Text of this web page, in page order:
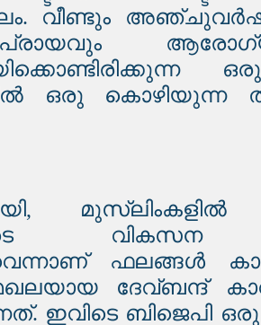
വീണ്ടും
ഒരു കൊഴിയുന്ന
മുസ്ലിംകളിൽ
വികസന
ഫലങ്ങൾ
ദേവ്ബന്ദ്
ഇവിടെ ബിജെപി ഒരു